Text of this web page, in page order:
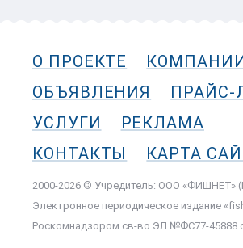
О ПРОЕКТЕ
ОБЪЯВЛЕНИЯ
ПРАЙС-
УСЛУГИ
РЕКЛАМА
КОНТАКТЫ
КАРТА
2000-2026 © Учредитель: ООО «ФИШНЕТ»
Электронное периодическое издание
Роскомнадзором cв-во ЭЛ №ФС77-45888